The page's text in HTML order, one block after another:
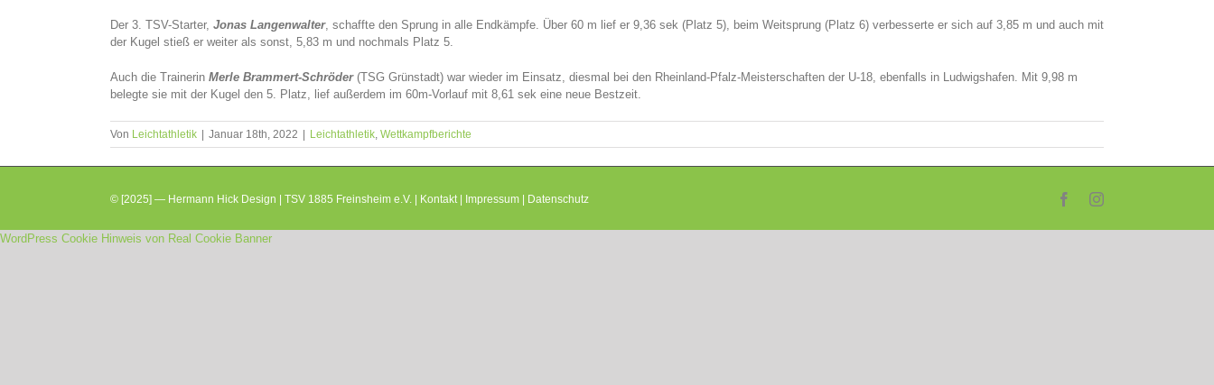
Der 3. TSV-Starter, Jonas Langenwalter, schaffte den Sprung in alle Endkämpfe. Über 60 m lief er 9,36 sek (Platz 5), beim Weitsprung (Platz 6) verbesserte er sich auf 3,85 m und auch mit
der Kugel stieß er weiter als sonst, 5,83 m und nochmals Platz 5.
Auch die Trainerin Merle Brammert-Schröder (TSG Grünstadt) war wieder im Einsatz, diesmal bei den Rheinland-Pfalz-Meisterschaften der U-18, ebenfalls in Ludwigshafen. Mit 9,98 m
belegte sie mit der Kugel den 5. Platz, lief außerdem im 60m-Vorlauf mit 8,61 sek eine neue Bestzeit.
Von Leichtathletik Januar 18th, 2022 Leichtathletik, Wettkampfberichte
© [2025] — Hermann Hick Design | TSV 1885 Freinsheim e.V. | Kontakt| Impressum Datenschutz FacebookInstagram
WordPress Cookie Hinweis von Real Cookie Banner